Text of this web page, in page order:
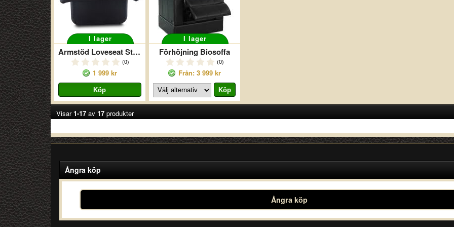
I lager
Armstöd Loveseat Storage
(0)
1 999 kr
I lager
Förhöjning Biosoffa
(0)
Från: 3 999 kr
Visar1-17av 17produkter
Ångra köp
Ångra köp